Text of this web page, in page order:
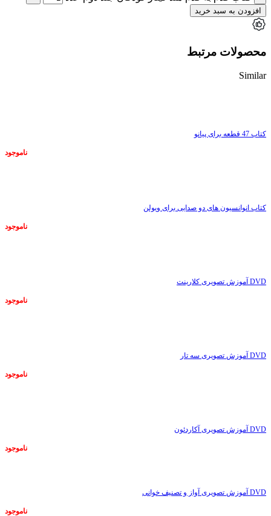
افزودن به سبد خرید
محصولات مرتبط
Similar
کتاب 47 قطعه برای پیانو
ناموجود
کتاب انوانسیون های دو صدایی برای ویولن
ناموجود
DVD آموزش تصویری کلارینت
ناموجود
DVD آموزش تصویری سه تار
ناموجود
DVD آموزش تصویری آکاردئون
ناموجود
DVD آموزش تصویری آواز و تصنیف خوانی
ناموجود